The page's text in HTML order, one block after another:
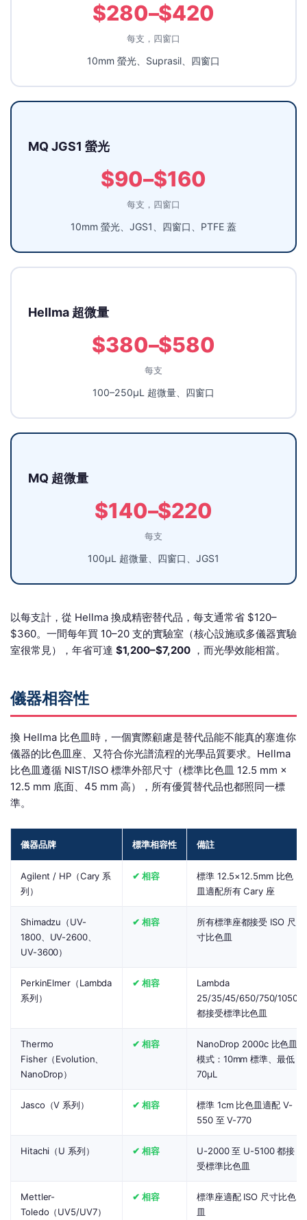
$280–$420
每支，四窗口
10mm 螢光、Suprasil、四窗口
MQ JGS1 螢光
$90–$160
每支，四窗口
10mm 螢光、JGS1、四窗口、PTFE 蓋
Hellma 超微量
$380–$580
每支
100–250µL 超微量、四窗口
MQ 超微量
$140–$220
每支
100µL 超微量、四窗口、JGS1
以每支計，從 Hellma 換成精密替代品，每支通常省 $120–
$360。一間每年買 10–20 支的實驗室（核心設施或多儀器實驗
室很常見），年省可達 $1,200–$7,200 ，而光學效能相當。
儀器相容性
換 Hellma 比色皿時，一個實際顧慮是替代品能不能真的塞進你
儀器的比色皿座、又符合你光譜流程的光學品質要求。Hellma
比色皿遵循 NIST/ISO 標準外部尺寸（標準比色皿 12.5 mm ×
12.5 mm 底面、45 mm 高），所有優質替代品也都照同一標
準。
儀器品牌 標準相容性 備註
Agilent / HP（Cary 系
列）
✔ 相容
標準 12.5×12.5mm 比色
皿適配所有 Cary 座
Shimadzu（UV-
1800、UV-2600、
UV-3600）
✔ 相容
所有標準座都接受 ISO 尺
寸比色皿
PerkinElmer（Lambda
系列）
✔ 相容
Lambda
25/35/45/650/750/1050
都接受標準比色皿
Thermo
Fisher（Evolution、
NanoDrop）
✔ 相容
NanoDrop 2000c 比色皿
模式：10mm 標準、最低
70µL
Jasco（V 系列） ✔ 相容
標準 1cm 比色皿適配 V-
550 至 V-770
Hitachi（U 系列） ✔ 相容
U-2000 至 U-5100 都接
受標準比色皿
Mettler-
Toledo（UV5/UV7）
✔ 相容
標準座適配 ISO 尺寸比色
皿